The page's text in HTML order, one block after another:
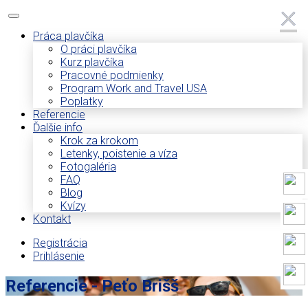
Práca plavčíka
O práci plavčíka
Kurz plavčíka
Pracovné podmienky
Program Work and Travel USA
Poplatky
Referencie
Ďalšie info
Krok za krokom
Letenky, poistenie a víza
Fotogaléria
FAQ
Blog
Kvízy
Kontakt
Registrácia
Prihlásenie
Referencie - Peťo Brišš
×
×